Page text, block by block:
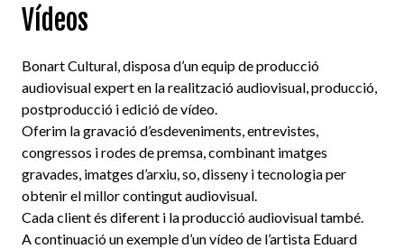
Vídeos
Bonart Cultural, disposa d’un equip de producció
audiovisual expert en la realització audiovisual, producció,
postproducció i edició de vídeo.
Oferim la gravació d’esdeveniments, entrevistes,
congressos i rodes de premsa, combinant imatges
gravades, imatges d’arxiu, so, disseny i tecnologia per
obtenir el millor contingut audiovisual.
Cada client és diferent i la producció audiovisual també.
A continuació un exemple d’un vídeo de l’artista Eduard